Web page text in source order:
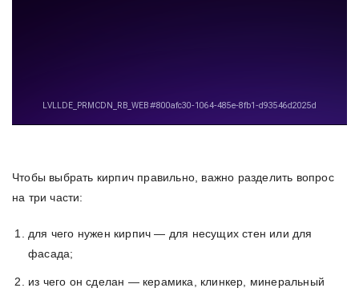
Чтобы выбрать кирпич правильно, важно разделить вопрос
на три части:
для чего нужен кирпич — для несущих стен или для
фасада;
из чего он сделан — керамика, клинкер, минеральный